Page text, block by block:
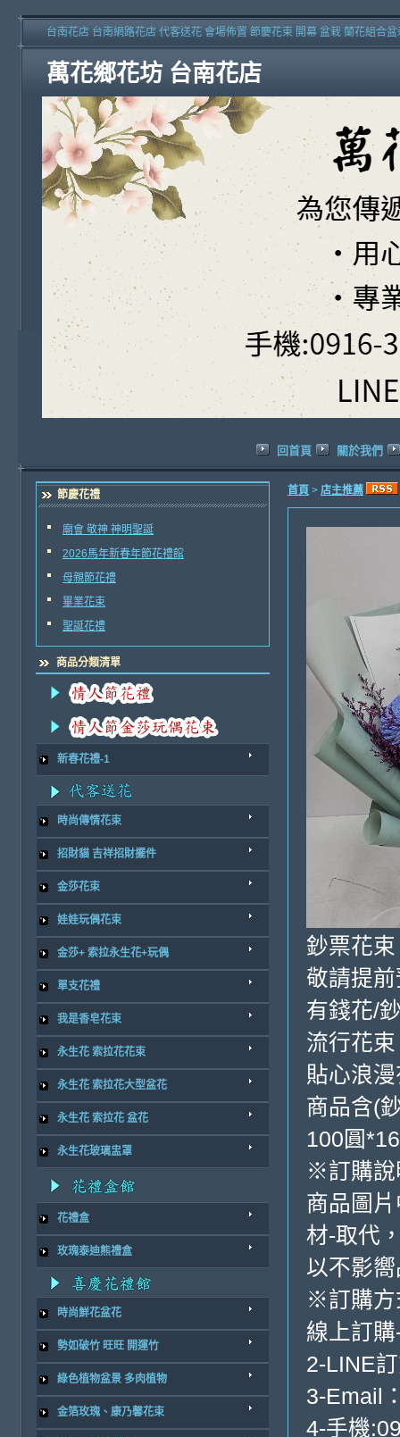
萬花鄉花坊 台南花店
台南花店 台南網路花店 代客送花 會場佈置 節慶花束 開幕 盆栽 蘭花組合
回首頁 關於我們
節慶花禮
廟會 敬神 神明聖誕
2026馬年新春年節花禮館
母親節花禮
畢業花束
聖誕花禮
商品分類清單
新春花禮-1
時尚傳情花束
招財貓 吉祥招財擺件
金莎花束
娃娃玩偶花束
金莎+ 索拉永生花+玩偶
單支花禮
我是香皂花束
永生花 索拉花花束
永生花 索拉花大型盆花
永生花 索拉花 盆花
永生花玻璃盅罩
花禮盒
玫瑰泰迪熊禮盒
時尚鮮花盆花
勢如破竹 旺旺 開運竹
綠色植物盆景 多肉植物
金箔玫瑰、康乃馨花束
首頁 > 店主推薦
鈔票花
敬請提
有錢花/
流行花
貼心浪
商品含(
100圓
※訂購說
商品圖
材-取代
以不影
※訂購方
線上訂
2-LINE
3-Email
4-手機